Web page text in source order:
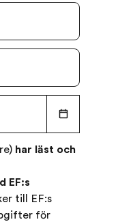
har läst och
EF:s
till EF:s
för